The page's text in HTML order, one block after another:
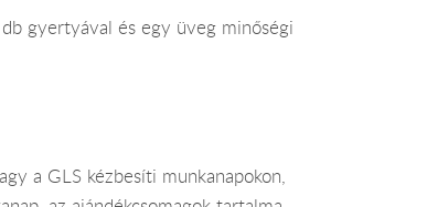
gyertyával és egy üveg minőségi
a GLS kézbesíti munkanapokon,